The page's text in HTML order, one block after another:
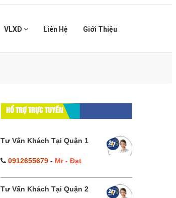
VLXD Liên Hệ Giới Thiệu
HỔ TRỢ TRỰC TUYẾN
Tư Vấn Khách Tại Quận 1
0912655679- Mr - Đạt
Tư Vấn Khách Tại Quận 2